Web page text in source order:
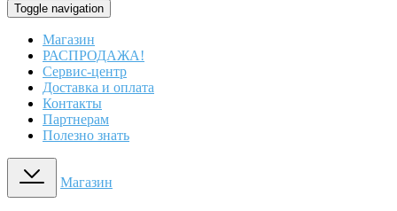
Toggle navigation
Магазин
РАСПРОДАЖА!
Сервис-центр
Доставка и оплата
Контакты
Партнерам
Полезно знать
Магазин